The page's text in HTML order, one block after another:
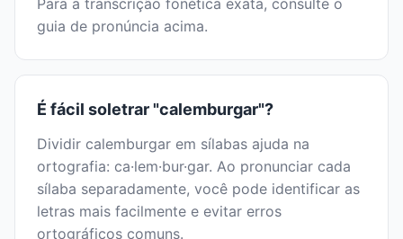
Para a transcrição fonética exata, consulte o
guia de pronúncia acima.
É fácil soletrar "calemburgar"?
Dividir calemburgar em sílabas ajuda na
ortografia: ca·lem·bur·gar. Ao pronunciar cada
sílaba separadamente, você pode identificar as
letras mais facilmente e evitar erros
ortográficos comuns.